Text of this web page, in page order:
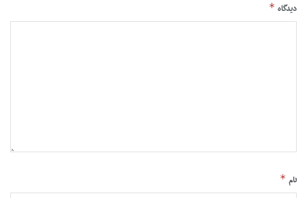
دیدگاه *
نام *